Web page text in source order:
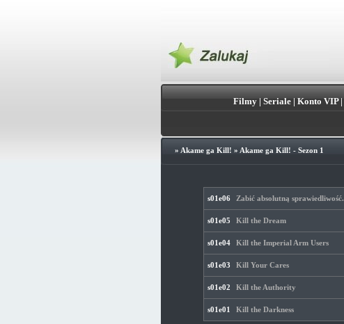
Filmy| Seriale| Konto VIP|
» Akame ga Kill! » Akame ga Kill! - Sezon 1
s01e06 Zabić absolutną sprawiedliwość.
s01e05 Kill the Dream
s01e04 Kill the Imperial Arm Users
s01e03 Kill Your Cares
s01e02 Kill the Authority
s01e01 Kill the Darkness